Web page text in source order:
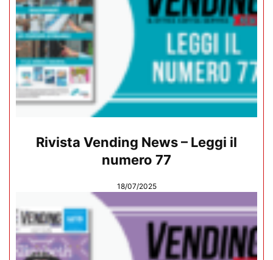
Rivista Vending News – Leggi il
numero 77
18/07/2025